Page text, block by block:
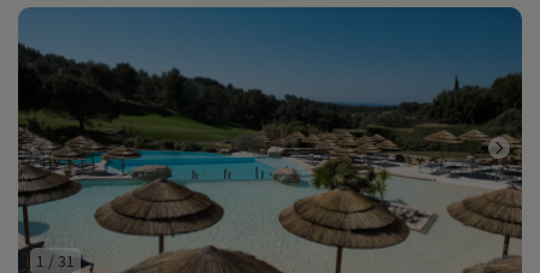
1 /31